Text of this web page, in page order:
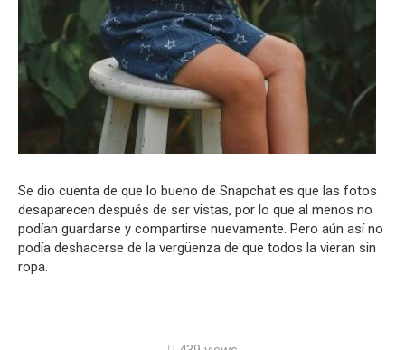
Se dio cuenta de que lo bueno de Snapchat es que las fotos
desaparecen después de ser vistas, por lo que al menos no
podían guardarse y compartirse nuevamente. Pero aún así no
podía deshacerse de la vergüenza de que todos la vieran sin
ropa.